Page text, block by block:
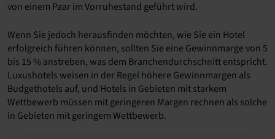
von einem Paar im Vorruhestand geführt wird.
Wenn Sie jedoch herausfinden möchten, wie Sie ein Hotel
erfolgreich führen können, sollten Sie eine Gewinnmarge von 5
bis 15 % anstreben, was dem Branchendurchschnitt entspricht.
Luxushotels weisen in der Regel höhere Gewinnmargen als
Budgethotels auf, und Hotels in Gebieten mit starkem
Wettbewerb müssen mit geringeren Margen rechnen als solche
in Gebieten mit geringem Wettbewerb.